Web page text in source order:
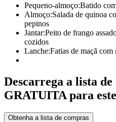
Pequeno-almoço:Batido
Almoço:Salada de quinoa
pepinos
Jantar:Peito de frango
cozidos
Lanche:Fatias de maçã
Descarrega a lista
GRATUITA para
Obtenha a lista de compras